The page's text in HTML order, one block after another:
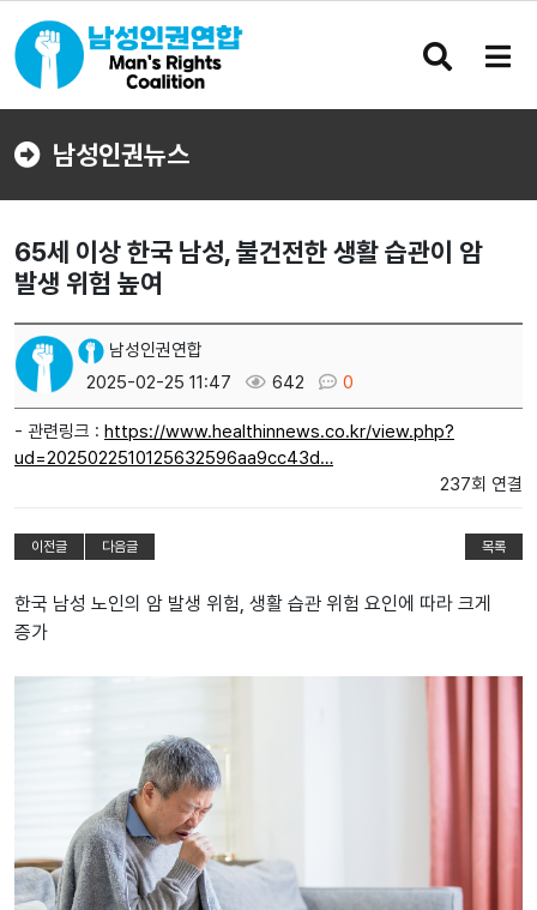
검
버
메
버
남성인권뉴스
65세 이상 한국 남성, 불건전한 생활 습관이 암
발생 위험 높여
남성인권연합
2025-02-25 11:47
642 0
- 관련링크 : https://www.healthinnews.co.kr/view.php?
ud=2025022510125632596aa9cc43d…
237회 연결
이전글 다음글 목록
한국 남성 노인의 암 발생 위험, 생활 습관 위험 요인에 따라 크게
증가